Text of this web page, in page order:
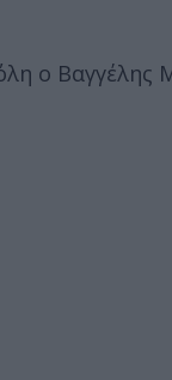
ο Βαγγέλης